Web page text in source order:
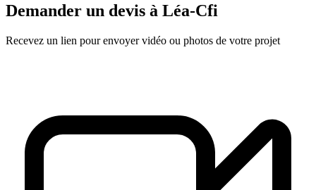
Demander un devis à Léa-Cfi
Recevez un lien pour envoyer vidéo ou photos de votre projet